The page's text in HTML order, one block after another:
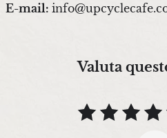
E-mail:
Valuta